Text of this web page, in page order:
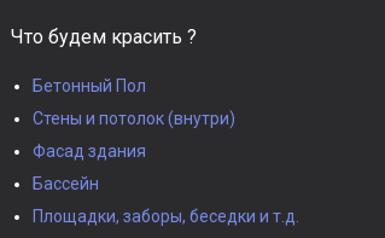
Что будем красить ?
Бетонный Пол
Стены и потолок (внутри)
Фасад здания
Бассейн
Площадки, заборы, беседки и т.д.